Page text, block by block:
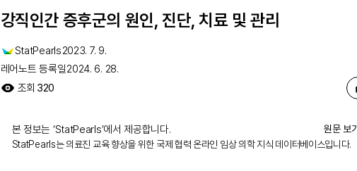
강직인간 증후군의 원인, 진단, 치료 및 관리
StatPearls2023. 7. 9.
레어노트 등록일2024. 6. 28.
조회 320
본 정보는 ‘StatPearls’에서 제공합니다.
원문 보기
StatPearls는 의료진 교육 향상을 위한 국제 협력 온라인 임상 의학 지식 데이터베이스입니다.